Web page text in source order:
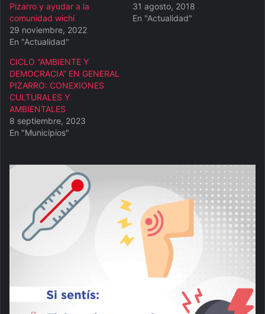
Pizarro y ayudar a la
comunidad wichí
29 noviembre, 2022
En "Actualidad"
31 agosto, 2018
En "Actualidad"
CICLO “AMBIENTE Y
DEMOCRACIA” EN GENERAL
PIZARRO: CONEXIONES
CULTURALES Y
AMBIENTALES
8 septiembre, 2023
En "Municipios"